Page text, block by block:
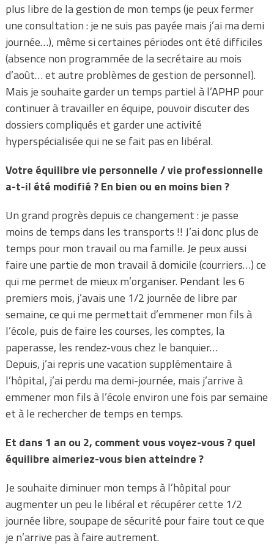
plus libre de la gestion de mon temps (je peux fermer
une consultation : je ne suis pas payée mais j’ai ma demi
journée…), même si certaines périodes ont été difficiles
(absence non programmée de la secrétaire au mois
d’août… et autre problèmes de gestion de personnel).
Mais je souhaite garder un temps partiel à l’APHP pour
continuer à travailler en équipe, pouvoir discuter des
dossiers compliqués et garder une activité
hyperspécialisée qui ne se fait pas en libéral.
Votre équilibre vie personnelle / vie professionnelle
a-t-il été modifié ? En bien ou en moins bien ?
Un grand progrès depuis ce changement : je passe
moins de temps dans les transports !! J’ai donc plus de
temps pour mon travail ou ma famille. Je peux aussi
faire une partie de mon travail à domicile (courriers…) ce
qui me permet de mieux m’organiser. Pendant les 6
premiers mois, j’avais une 1/2 journée de libre par
semaine, ce qui me permettait d’emmener mon fils à
l’école, puis de faire les courses, les comptes, la
paperasse, les rendez-vous chez le banquier…
Depuis, j’ai repris une vacation supplémentaire à
l’hôpital, j’ai perdu ma demi-journée, mais j’arrive à
emmener mon fils à l’école environ une fois par semaine
et à le rechercher de temps en temps.
Et dans 1 an ou 2, comment vous voyez-vous ? quel
équilibre aimeriez-vous bien atteindre ?
Je souhaite diminuer mon temps à l’hôpital pour
augmenter un peu le libéral et récupérer cette 1/2
journée libre, soupape de sécurité pour faire tout ce que
je n’arrive pas à faire autrement.